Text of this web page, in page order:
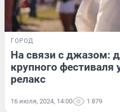
ГОРОД
На связи с джазом:
крупного фестиваля
релакс
16 июля, 2024, 14:00 1 879